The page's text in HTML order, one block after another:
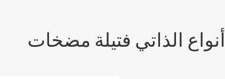
أنواع الذاتي فتيلة مضخات